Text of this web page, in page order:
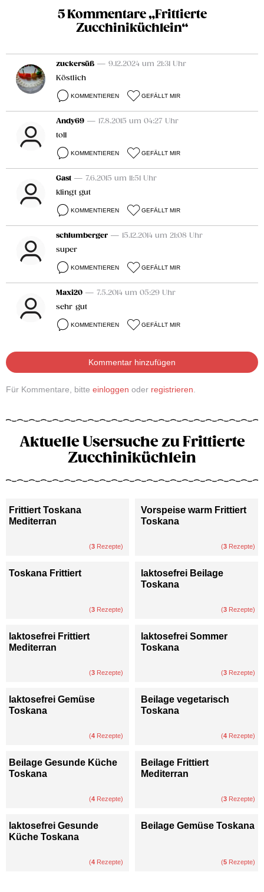
5 Kommentare „Frittierte
Zucchiniküchlein“
zuckersüß — 9.12.2024 um 21:31 Uhr
Köstlich
KOMMENTIEREN GEFÄLLT MIR
Andy69 — 17.8.2015 um 04:27 Uhr
toll
KOMMENTIEREN GEFÄLLT MIR
Gast — 7.6.2015 um 11:51 Uhr
klingt gut
KOMMENTIEREN GEFÄLLT MIR
schlumberger — 15.12.2014 um 21:08 Uhr
super
KOMMENTIEREN GEFÄLLT MIR
Maxi20 — 7.5.2014 um 05:29 Uhr
sehr gut
KOMMENTIEREN GEFÄLLT MIR
Kommentar hinzufügen
Für Kommentare, bitte einloggen oder registrieren.
Aktuelle Usersuche zu Frittierte
Zucchiniküchlein
Frittiert Toskana
Mediterran
(3 Rezepte)
Vorspeise warm Frittiert
Toskana
(3 Rezepte)
Toskana Frittiert
(3 Rezepte)
laktosefrei Beilage
Toskana
(3 Rezepte)
laktosefrei Frittiert
Mediterran
(3 Rezepte)
laktosefrei Sommer
Toskana
(3 Rezepte)
laktosefrei Gemüse
Toskana
(4 Rezepte)
Beilage vegetarisch
Toskana
(4 Rezepte)
Beilage Gesunde Küche
Toskana
(4 Rezepte)
Beilage Frittiert
Mediterran
(3 Rezepte)
laktosefrei Gesunde
Küche Toskana
(4 Rezepte)
Beilage Gemüse Toskana
(5 Rezepte)